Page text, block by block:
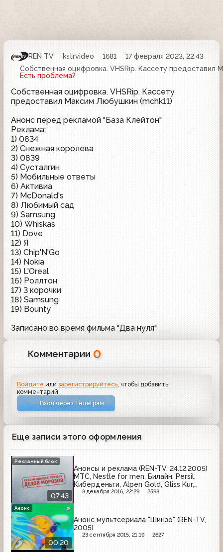
REN TV kstrvideo 1681
17 февраля 2023, 22:43
Собственная оцифровка. VHSRip. Кассету предоставил
Есть проблема?
Собственная оцифровка. VHSRip. Кассету
предоставил Максим Любушкин (mchk11)
Анонс перед рекламой "База Клейтон"
Реклама:
1) 0834
2) Снежная королева
3) 0839
4) Сусталгин
5) Мобильные ответы
6) Активиа
7) McDonald's
8) Любимый сад
9) Samsung
10) Whiskas
11) Dove
12) Я
13) Chip'N'Go
14) Nokia
15) L'Oreal
16) Роллтон
17) 3 корочки
18) Samsung
19) Bounty
Записано во время фильма "Два нуля"
Комментарии 0
Войдите илизарегистрируйтесь , чтобы добавить
комментарий
Вход через Телеграм
Еще записи этого оформления
07:43
Анонсы и реклама (REN-TV, 24.12.2005)
МТС, Nestle for men, Билайн, Persil,
Киберденьги, Alpen Gold, Gliss Kur,
Pedigree, Skylink
8 декабря 2016, 22:29 2598
Рекламный блок
00:20
Анонс мультсериала "Шинзо" (REN-TV,
2005)
23 сентября 2015, 21:19 2627
Анонс